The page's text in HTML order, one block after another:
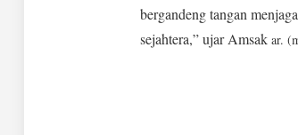
bergandeng tangan
sejahtera,” ujar Amsak ar.